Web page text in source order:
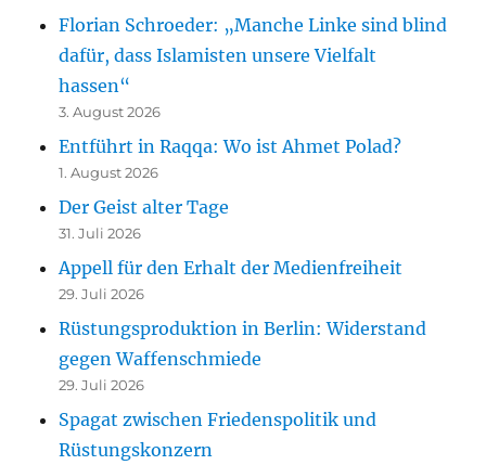
Florian Schroeder: „Manche Linke sind blind
dafür, dass Islamisten unsere Vielfalt
hassen“
3. August 2026
Entführt in Raqqa: Wo ist Ahmet Polad?
1. August 2026
Der Geist alter Tage
31. Juli 2026
Appell für den Erhalt der Medienfreiheit
29. Juli 2026
Rüstungsproduktion in Berlin: Widerstand
gegen Waffenschmiede
29. Juli 2026
Spagat zwischen Friedenspolitik und
Rüstungskonzern